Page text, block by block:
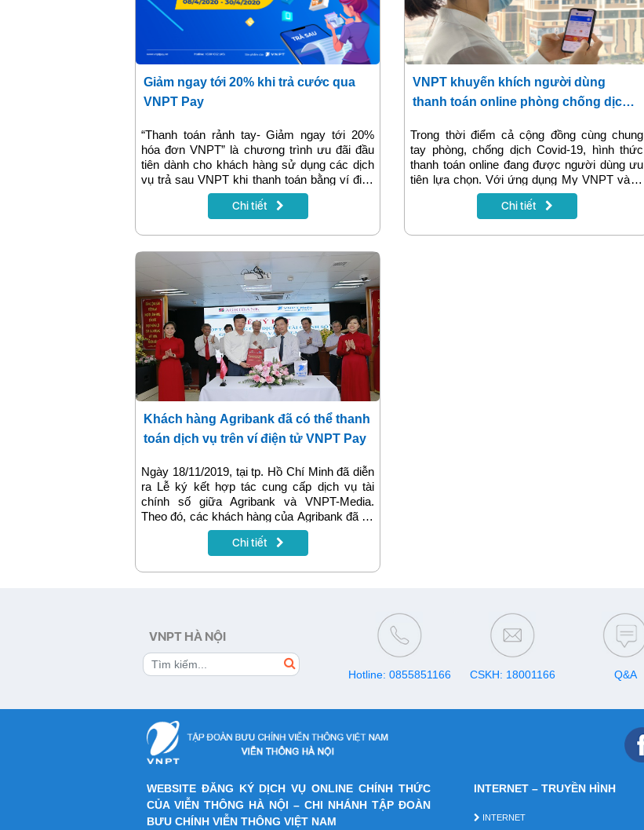
Giảm ngay tới 20% khi trả cước qua
VNPT Pay
“Thanh toán rảnh tay- Giảm ngay tới 20%
hóa đơn VNPT” là chương trình ưu đãi đầu
tiên dành cho khách hàng sử dụng các dịch
vụ trả sau VNPT khi thanh toán bằng ví điện
tử VNPT Pay. Giờ đây chỉ cần ngồi nhà,
chẳng cần đi xa vẫn nhận được quà lại không
Chi tiết
VNPT khuyến khích người dùng
thanh toán online phòng chống dịch
Trong thời điểm cả cộng đồng cùng chung
tay phòng, chống dịch Covid-19, hình thức
thanh toán online đang được người dùng ưu
tiên lựa chọn. Với ứng dụng My VNPT và ví
điện tử VNPT Pay tích hợp nhiều tiện ích sẽ
hỗ trợ nhu cầu thanh toán của khách hàng.
Chi tiết
Khách hàng Agribank đã có thể thanh
toán dịch vụ trên ví điện tử VNPT Pay
Ngày 18/11/2019, tại tp. Hồ Chí Minh đã diễn
ra Lễ ký kết hợp tác cung cấp dịch vụ tài
chính số giữa Agribank và VNPT-Media.
Theo đó, các khách hàng của Agribank đã có
thể thanh toán các hoá đơn điện, nước, viễn
thông và nhiều dịch vụ cơ bản khác trên
Chi tiết
VNPT HÀ NỘI
Hotline: 0855851166 CSKH: 18001166 Q&A
WEBSITE ĐĂNG KÝ DỊCH VỤ ONLINE CHÍNH THỨC
CỦA VIỄN THÔNG HÀ NỘI – CHI NHÁNH TẬP ĐOÀN
BƯU CHÍNH VIỄN THÔNG VIỆT NAM
INTERNET – TRUYỀN HÌNH
INTERNET